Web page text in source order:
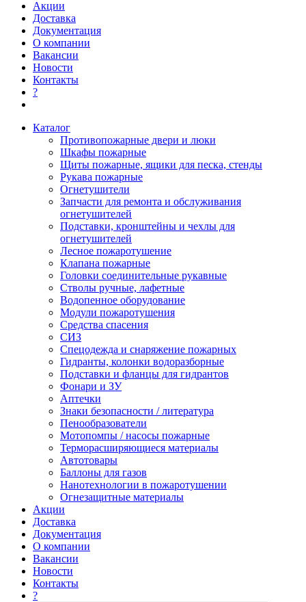
Акции
Доставка
Документация
О компании
Вакансии
Новости
Контакты
?
Каталог
Противопожарные двери и люки
Шкафы пожарные
Щиты пожарные, ящики для песка, стенды
Рукава пожарные
Огнетушители
Запчасти для ремонта и обслуживания
огнетушителей
Подставки, кронштейны и чехлы для
огнетушителей
Лесное пожаротушение
Клапана пожарные
Головки соединительные рукавные
Стволы ручные, лафетные
Водопенное оборудование
Модули пожаротушения
Средства спасения
СИЗ
Спецодежда и снаряжение пожарных
Гидранты, колонки водоразборные
Подставки и фланцы для гидрантов
Фонари и ЗУ
Аптечки
Знаки безопасности / литература
Пенообразователи
Мотопомпы / насосы пожарные
Терморасширяющиеся материалы
Автотовары
Баллоны для газов
Нанотехнологии в пожаротушении
Огнезащитные материалы
Акции
Доставка
Документация
О компании
Вакансии
Новости
Контакты
?